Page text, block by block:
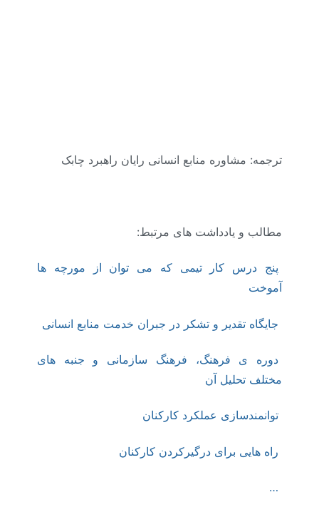
ترجمه: مشاوره منابع انسانی رایان راهبرد چابک
مطالب و یادداشت های مرتبط:
پنج درس کار تیمی که می­ توان از مورچه ­ها
آموخت
جایگاه تقدیر و تشکر در جبران خدمت منابع انسانی
دوره ی فرهنگ، فرهنگ سازمانی و جنبه های
مختلف تحلیل آن
توانمندسازی عملکرد کارکنان
راه هایی برای درگیرکردن کارکنان
…